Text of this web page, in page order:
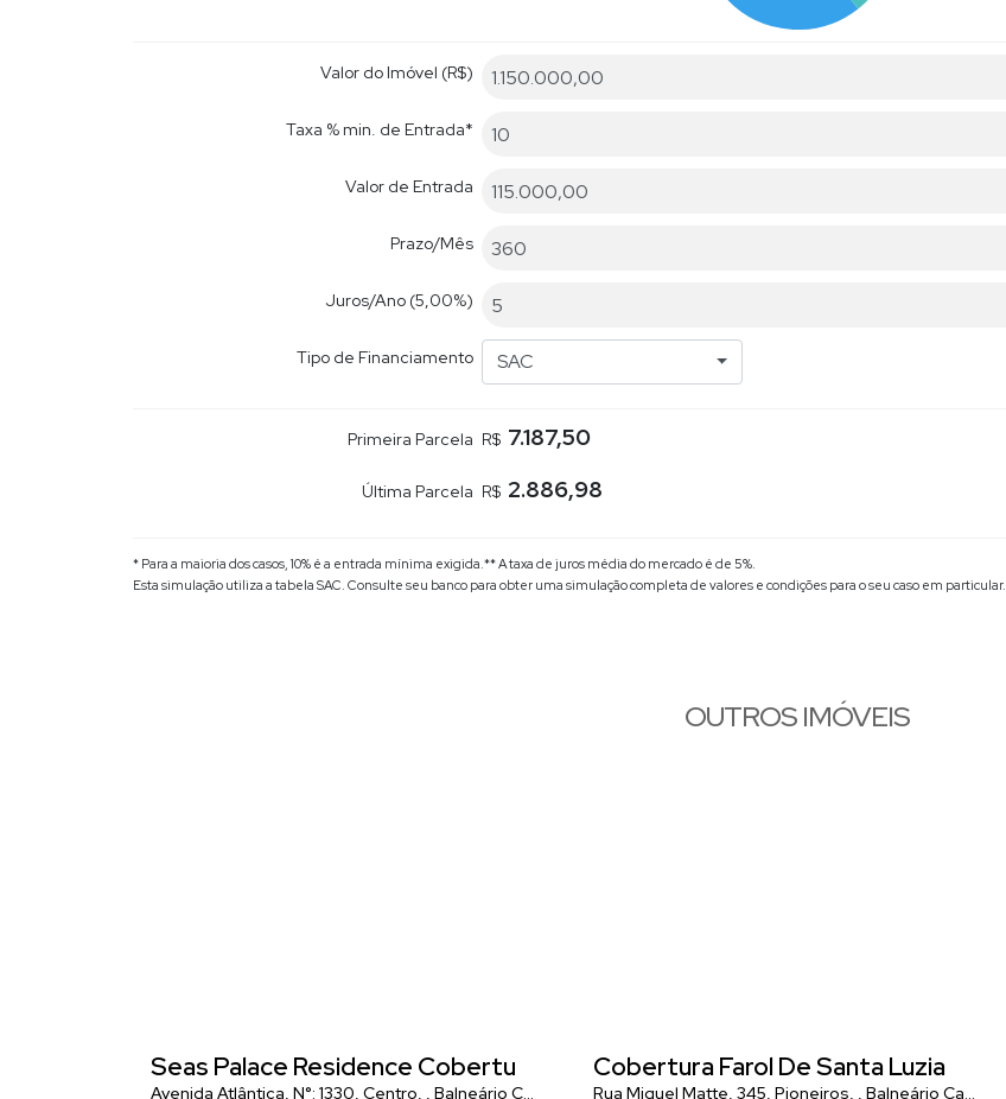
Valor do Imóvel (R$)
Taxa % min. de Entrada*
Valor de Entrada
Prazo/Mês
Juros/Ano (5,00%)
Tipo de Financiamento SAC
Primeira Parcela R$ 7.187,50
Última Parcela R$ 2.886,98
* Para a maioria dos casos, 10% é a entrada mínima exigida.** A taxa de juros média do mercado é de 5%.
Esta simulação utiliza a tabela SAC. Consulte seu banco para obter uma simulação completa de valores e condições para o seu caso em particular.
OUTROS IMÓVEIS
Seas Palace Residence Cobertura
Avenida Atlântica, N°: 1330, Centro , Balneário Camboriú ,Santa Catarina,Brasil
Cobertura Farol De Santa Luzia
Rua Miguel Matte, 345,Pioneiros ,Balneário Camboriú